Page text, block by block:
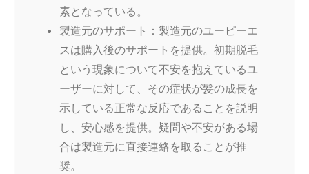
素となっている。
製造元のサポート：製造元のユーピーエ
スは購入後のサポートを提供。初期脱毛
という現象について不安を抱えているユ
ーザーに対して、その症状が髪の成長を
示している正常な反応であることを説明
し、安心感を提供。疑問や不安がある場
合は製造元に直接連絡を取ることが推
奨。